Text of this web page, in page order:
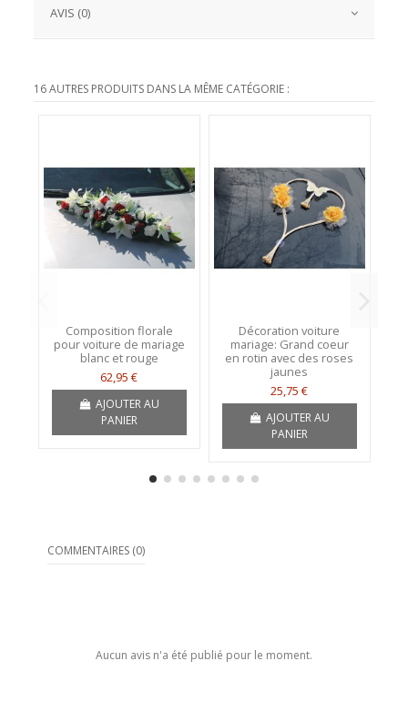
AVIS (0)
16 AUTRES PRODUITS DANS LA MÊME CATÉGORIE :
Composition florale
pour voiture de mariage
blanc et rouge
62,95 €
AJOUTER AU
PANIER
Décoration voiture
mariage: Grand coeur
en rotin avec des roses
jaunes
25,75 €
AJOUTER AU
PANIER
COMMENTAIRES (0)
Aucun avis n'a été publié pour le moment.